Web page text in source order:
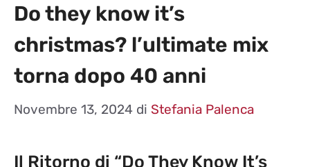
Do they know it’s
christmas? l’ultimate mix
torna dopo 40 anni
Novembre 13, 2024 di Stefania Palenca
Il Ritorno di “Do They Know It’s